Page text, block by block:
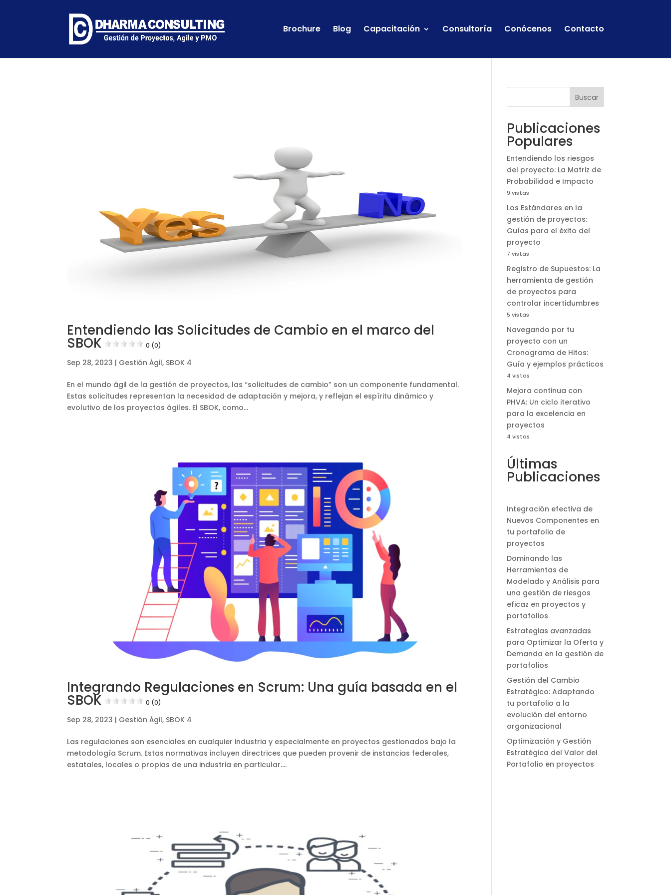
Brochure Blog Capacitación Consultoría Conócenos Contacto
Entendiendo las Solicitudes de Cambio en el marco del
SBOK 0 (0)
Sep 28, 2023 | Gestión Ágil, SBOK 4
En el mundo ágil de la gestión de proyectos, las “solicitudes de cambio” son un componente fundamental.
Estas solicitudes representan la necesidad de adaptación y mejora, y reflejan el espíritu dinámico y
evolutivo de los proyectos ágiles. El SBOK, como...
Integrando Regulaciones en Scrum: Una guía basada en el
SBOK 0 (0)
Sep 28, 2023 | Gestión Ágil, SBOK 4
Las regulaciones son esenciales en cualquier industria y especialmente en proyectos gestionados bajo la
metodología Scrum. Estas normativas incluyen directrices que pueden provenir de instancias federales,
estatales, locales o propias de una industria en particular....
Buscar
Publicaciones
Populares
Entendiendo los riesgos
del proyecto: La Matriz de
Probabilidad e Impacto
9 vistas
Los Estándares en la
gestión de proyectos:
Guías para el éxito del
proyecto
7 vistas
Registro de Supuestos: La
herramienta de gestión
de proyectos para
controlar incertidumbres
5 vistas
Navegando por tu
proyecto con un
Cronograma de Hitos:
Guía y ejemplos prácticos
4 vistas
Mejora continua con
PHVA: Un ciclo iterativo
para la excelencia en
proyectos
4 vistas
Últimas
Publicaciones
Integración efectiva de
Nuevos Componentes en
tu portafolio de
proyectos
Dominando las
Herramientas de
Modelado y Análisis para
una gestión de riesgos
eficaz en proyectos y
portafolios
Estrategias avanzadas
para Optimizar la Oferta y
Demanda en la gestión de
portafolios
Gestión del Cambio
Estratégico: Adaptando
tu portafolio a la
evolución del entorno
organizacional
Optimización y Gestión
Estratégica del Valor del
Portafolio en proyectos